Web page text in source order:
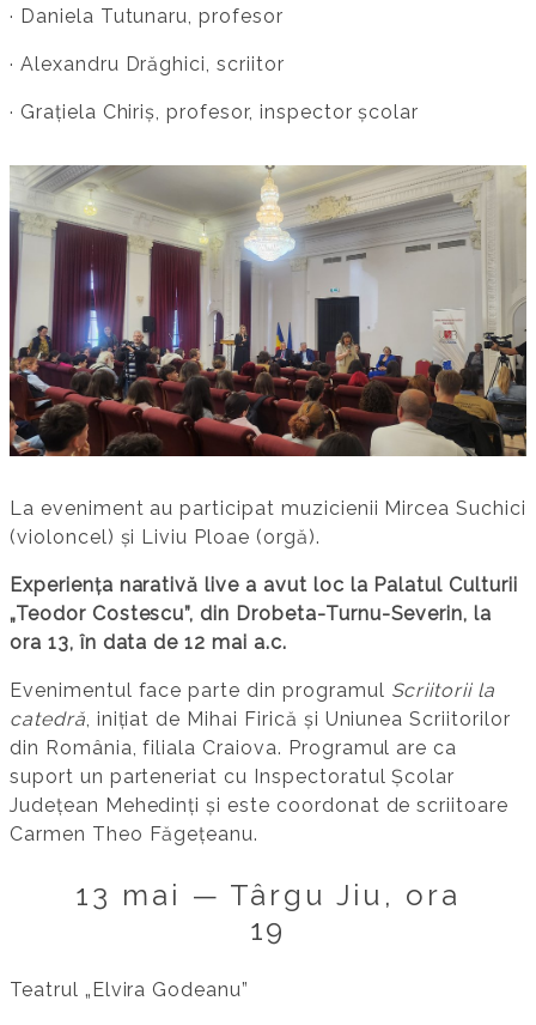
· Daniela Tutunaru, profesor
· Alexandru Drăghici, scriitor
· Grațiela Chiriș, profesor, inspector școlar
La eveniment au participat muzicienii Mircea Suchici
(violoncel) și Liviu Ploae (orgă).
Experiența narativă live a avut loc la Palatul Culturii
„Teodor Costescu”, din Drobeta-Turnu-Severin, la
ora 13, în data de 12 mai a.c.
Evenimentul face parte din programul Scriitorii la
catedră, inițiat de Mihai Firică și Uniunea Scriitorilor
din România, filiala Craiova. Programul are ca
suport un parteneriat cu Inspectoratul Școlar
Județean Mehedinți și este coordonat de scriitoare
Carmen Theo Făgețeanu.
13 mai — Târgu Jiu, ora
19
Teatrul „Elvira Godeanu”